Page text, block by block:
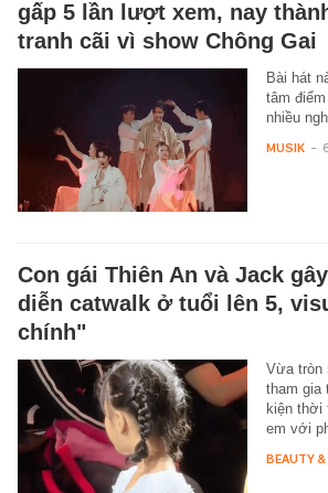
gấp 5 lần lượt xem, nay
tranh cãi vì show Chông Gai
Bài hát
tâm
nhiều
MUSIK -
Con gái Thiên An và Jack
diễn catwalk ở tuổi lên 5,
chính"
Vừa tròn
tham gia
kiện thời
em với
BEAUTY &